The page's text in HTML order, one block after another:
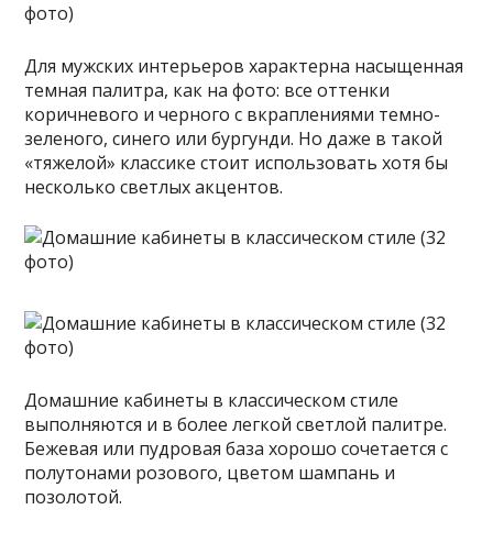
Для мужских интерьеров характерна насыщенная
темная палитра, как на фото: все оттенки
коричневого и черного с вкраплениями темно-
зеленого, синего или бургунди. Но даже в такой
«тяжелой» классике стоит использовать хотя бы
несколько светлых акцентов.
Домашние кабинеты в классическом стиле
выполняются и в более легкой светлой палитре.
Бежевая или пудровая база хорошо сочетается с
полутонами розового, цветом шампань и
позолотой.